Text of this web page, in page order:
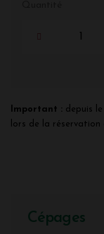
Important : depuis
lors de la réservation
Cépages